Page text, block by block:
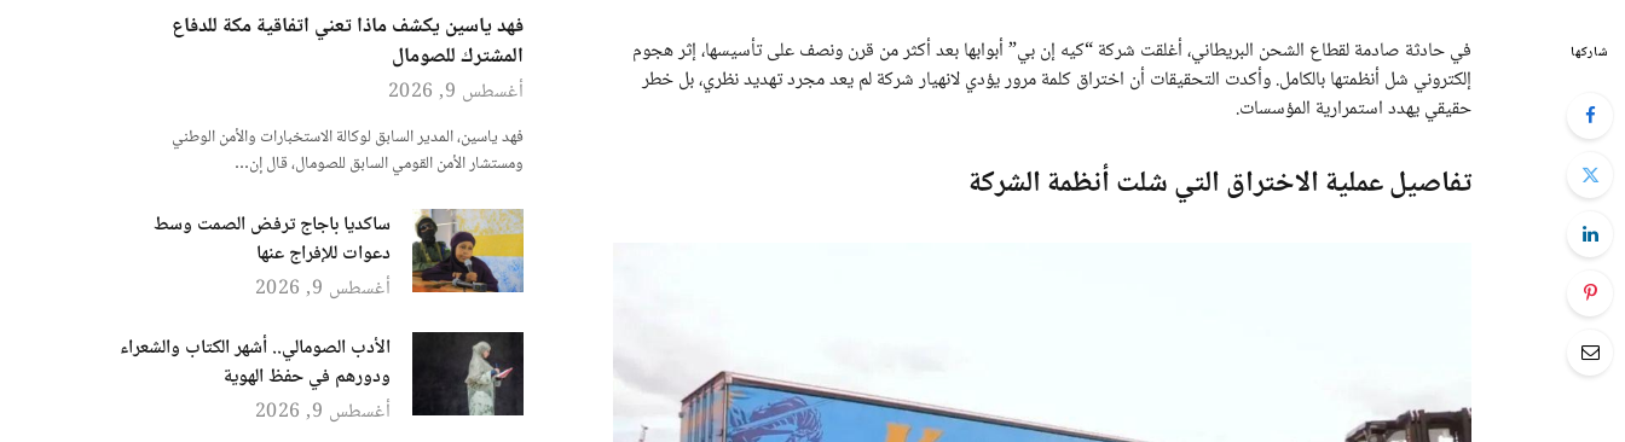
شاركها
في حادثة صادمة لقطاع الشحن البريطاني، أغلقت شركة “كيه إن بي” أبوابها بعد أكثر من قرن ونصف على تأسيسها، إثر هجوم
إلكتروني شل أنظمتها بالكامل. وأكدت التحقيقات أن اختراق كلمة مرور يؤدي لانهيار شركة لم يعد مجرد تهديد نظري، بل خطر
حقيقي يهدد استمرارية المؤسسات.
تفاصيل عملية الاختراق التي شلت أنظمة الشركة
فهد ياسين يكشف ماذا تعني اتفاقية مكة للدفاع
المشترك للصومال
أغسطس 9, 2026
فهد ياسين، المدير السابق لوكالة الاستخبارات والأمن الوطني
ومستشار الأمن القومي السابق للصومال، قال إن…
ساكديا باجاج ترفض الصمت وسط
دعوات للإفراج عنها
أغسطس 9, 2026
الأدب الصومالي.. أشهر الكتاب والشعراء
ودورهم في حفظ الهوية
أغسطس 9, 2026